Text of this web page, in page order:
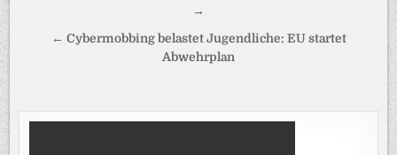
→
← Cybermobbing belastet Jugendliche: EU startet
Abwehrplan